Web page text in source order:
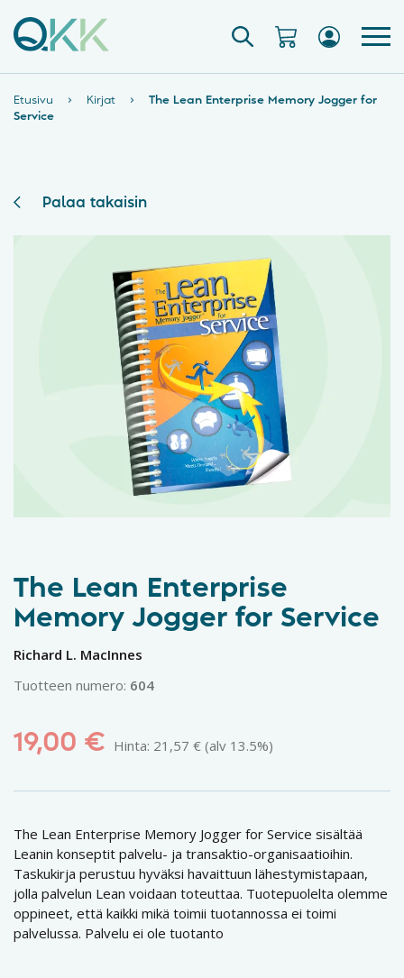
Etusivu › Kirjat ›
The Lean Enterprise Memory Jogger for
Service
Palaa takaisin
The Lean Enterprise
Memory Jogger for Service
Richard L. MacInnes
Tuotteen numero: 604
19,00 € Hinta: 21,57 € (alv 13.5%)
The Lean Enterprise Memory Jogger for Service sisältää
Leanin konseptit palvelu- ja transaktio-organisaatioihin.
Taskukirja perustuu hyväksi havaittuun lähestymistapaan,
jolla palvelun Lean voidaan toteuttaa. Tuotepuolelta olemme
oppineet, että kaikki mikä toimii tuotannossa ei toimi
palvelussa. Palvelu ei ole tuotanto